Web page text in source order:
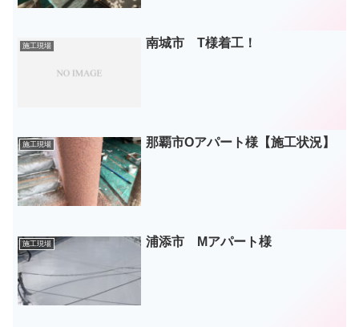
施工現場 南城市 T様着工！
施工現場 那覇市Oアパート様【施工状況】
施工現場 浦添市 Mアパート様